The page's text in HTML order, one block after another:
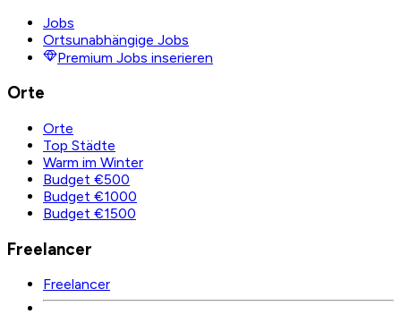
Jobs
Ortsunabhängige Jobs
Premium Jobs inserieren
Orte
Orte
Top Städte
Warm im Winter
Budget €500
Budget €1000
Budget €1500
Freelancer
Freelancer